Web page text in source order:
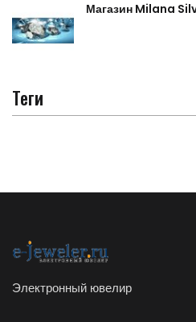
Магазин Milana
Теги
Электронный ювелир